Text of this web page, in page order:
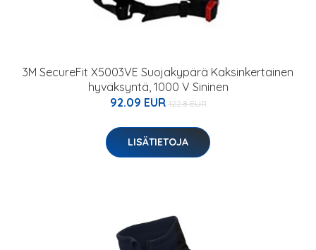
3M SecureFit X5003VE Suojakypärä Kaksinkertainen
hyväksyntä, 1000 V Sininen
92.09 EUR 122.8 EUR
LISÄTIETOJA